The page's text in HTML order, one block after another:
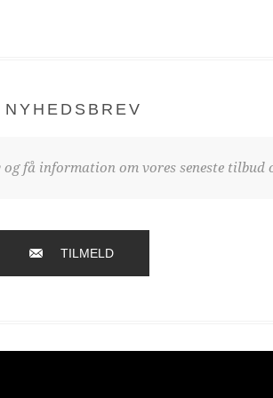
NYHEDSBREV
og få information om vores seneste tilbud
TILMELD